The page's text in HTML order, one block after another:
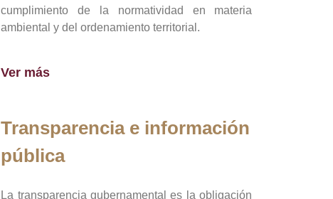
cumplimiento de la normatividad en materia
ambiental y del ordenamiento territorial.
Ver más
Transparencia e información
pública
La transparencia gubernamental es la obligación